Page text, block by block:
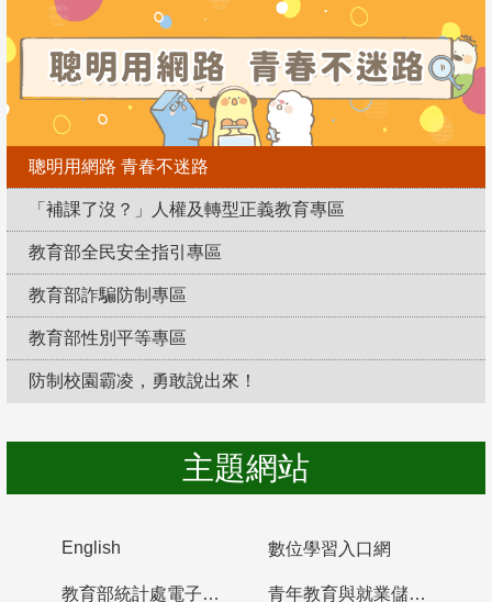
聰明用網路 青春不迷路
「補課了沒？」人權及轉型正義教育專區
教育部全民安全指引專區
教育部詐騙防制專區
教育部性別平等專區
防制校園霸凌，勇敢說出來！
主題網站
English 數位學習入口網
教育部統計處電子書櫃 青年教育與就業儲蓄帳戶